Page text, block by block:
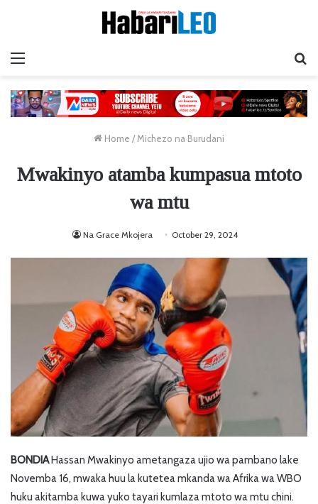
Home /Michezo na Burudani
Mwakinyo atamba kumpasua mtoto
wa mtu
Na Grace Mkojera October 29, 2024
BONDIAHassan Mwakinyo ametangaza ujio wa pambano lake
Novemba 16, mwaka huu la kutetea mkanda wa Afrika wa WBO
huku akitamba kuwa yuko tayari kumlaza mtoto wa mtu chini.